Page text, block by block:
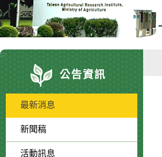
:::
公告資訊
最新消息
新聞稿
活動訊息